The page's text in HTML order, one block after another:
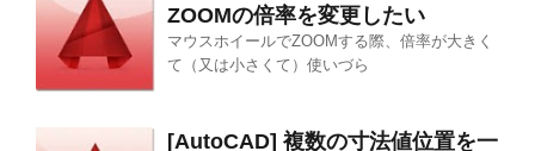
ZOOMの倍率を変更したい
マウスホイールでZOOMする際、倍率が大きく
て（又は小さくて）使いづら
[AutoCAD] 複数の寸法値位置を一